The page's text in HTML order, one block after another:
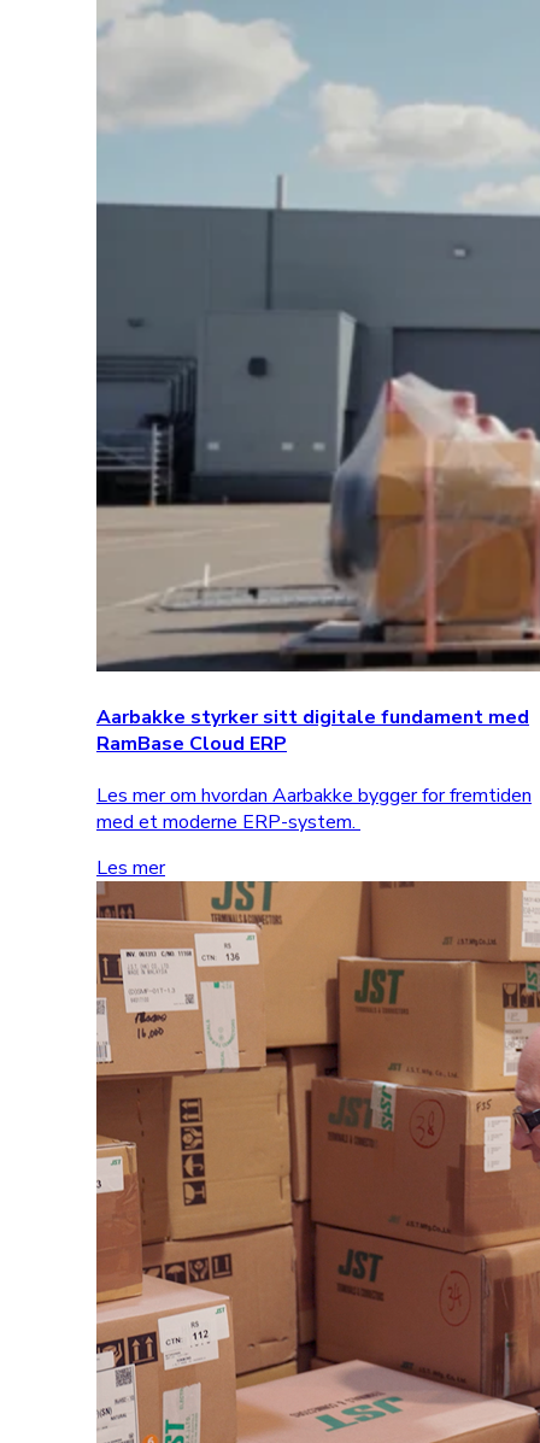
Aarbakke styrker sitt digitale fundament med
RamBase Cloud ERP
Les mer om hvordan Aarbakke bygger for fremtiden
med et moderne ERP-system.
Les mer